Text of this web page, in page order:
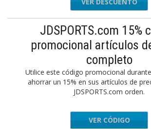
JDSPORTS.com 15%
promocional artículos
completo
Utilice este código promocional
ahorrar un 15% en sus artículos de
JDSPORTS.com orden.
VDAY15
VER CÓDIGO